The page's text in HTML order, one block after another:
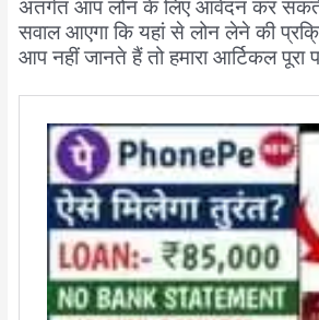
अंतर्गत आप लोन के लिए आवेदन कर
सवाल आएगा कि यहां से लोन लेने की
आप नहीं जानते हैं तो हमारा आर्टिकल पूरा